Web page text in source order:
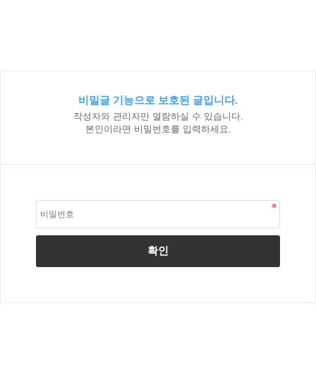
비밀글 기능으로 보호된 글입니다.
작성자와 관리자만 열람하실 수 있습니다.
본인이라면 비밀번호를 입력하세요.